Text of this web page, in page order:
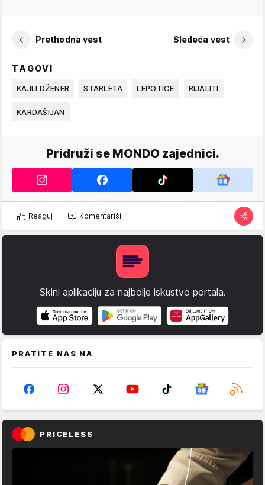
Prethodna vest Sledeća vest
TAGOVI
KAJLI DŽENER STARLETA LEPOTICE RIJALITI
KARDAŠIJAN
Pridruži se MONDO zajednici.
Reaguj Komentariši
Skini aplikaciju za najbolje iskustvo portala.
PRATITE NAS NA
PRICELESS